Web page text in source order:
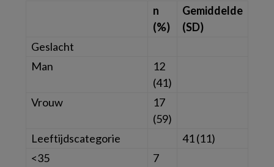
n
(%)
Gemiddelde
(SD)
Geslacht
Man
12
(41)
Vrouw
17
(59)
Leeftijdscategorie
41 (11)
<35
7